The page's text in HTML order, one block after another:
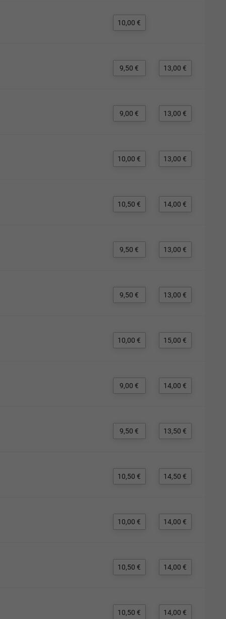
10,00 €
9,50 € 13,00 €
9,00 € 13,00 €
10,00 € 13,00 €
10,50 € 14,00 €
9,50 € 13,00 €
9,50 € 13,00 €
10,00 € 15,00 €
9,00 € 14,00 €
9,50 € 13,50 €
10,50 € 14,50 €
10,00 € 14,00 €
10,50 € 14,00 €
10,50 € 14,00 €